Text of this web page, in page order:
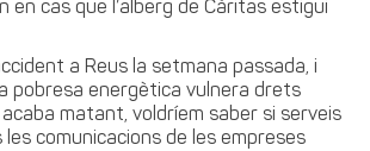
en cas que l’alberg de Càritas estigui
a Reus la setmana passada, i
pobresa energètica vulnera drets
matant, voldríem saber si serveis
comunicacions de les empreses